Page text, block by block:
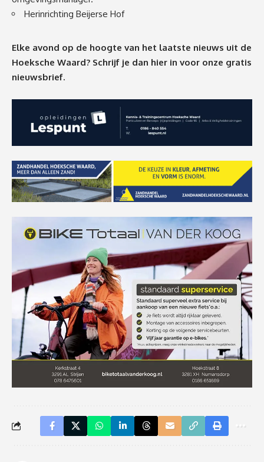
Herinrichting Beijerse Hof
Elke avond op de hoogte van het laatste nieuws uit de
Hoeksche Waard? Schrijf je dan hier in voor onze gratis
nieuwsbrief.